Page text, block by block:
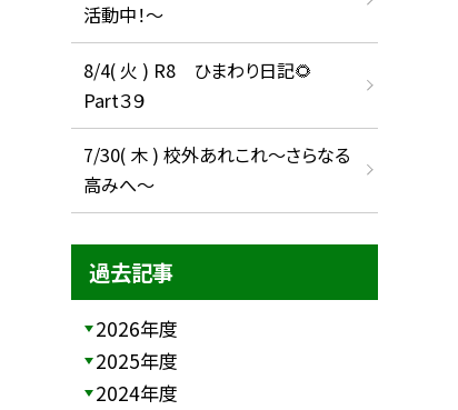
活動中！〜
8/4( 火 ) R8 ひまわり日記🌻
Part３９
7/30( 木 ) 校外あれこれ〜さらなる
高みへ〜
過去記事
2026年度
2025年度
2024年度